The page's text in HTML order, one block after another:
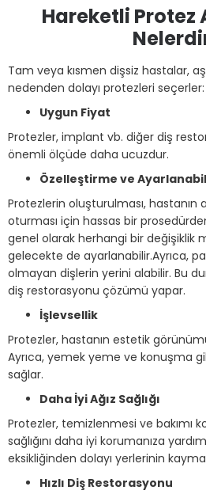
Hareketli Protez
Tam veya kısmen dişsiz hastalar,
nedenden dolayı protezleri seçerler:
Uygun Fiyat
Protezler, implant vb. diğer diş
önemli ölçüde daha ucuzdur.
Özelleştirme ve
Protezlerin oluşturulması, hastanın
oturması için hassas bir
genel olarak herhangi bir değişiklik
gelecekte de ayarlanabilir.Ayrıca,
olmayan dişlerin yerini alabilir. Bu
diş restorasyonu çözümü yapar.
İşlevsellik
Protezler, hastanın estetik
Ayrıca, yemek yeme ve konuşma
sağlar.
Daha İyi Ağız Sağlığı
Protezler, temizlenmesi ve bakımı
sağlığını daha iyi korumanıza
eksikliğinden dolayı yerlerinin
Hızlı Diş Restorasyonu